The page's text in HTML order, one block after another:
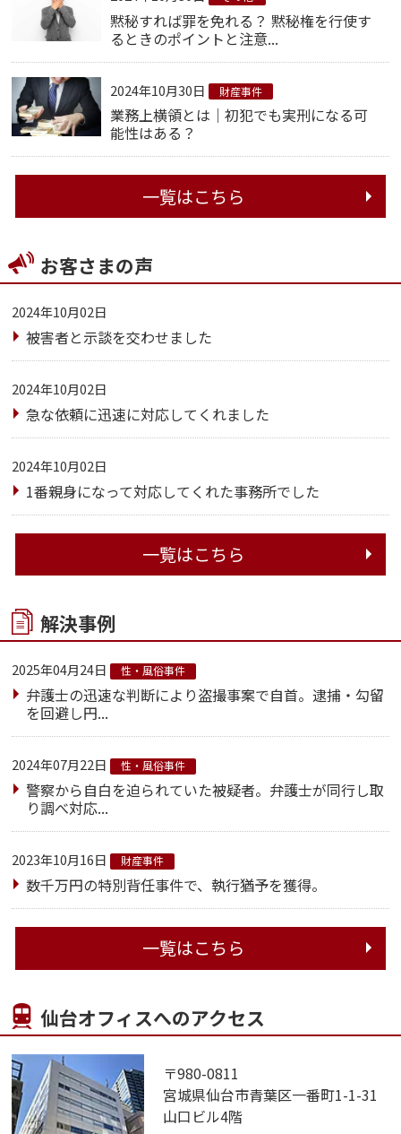
黙秘すれば罪を免れる？ 黙秘権を行使す
るときのポイントと注意...
2024年10月30日 財産事件
業務上横領とは｜初犯でも実刑になる可
能性はある？
一覧はこちら
お客さまの声
2024年10月02日
被害者と示談を交わせました
2024年10月02日
急な依頼に迅速に対応してくれました
2024年10月02日
1番親身になって対応してくれた事務所でした
一覧はこちら
解決事例
2025年04月24日 性・風俗事件
弁護士の迅速な判断により盗撮事案で自首。逮捕・勾留
を回避し円...
2024年07月22日 性・風俗事件
警察から自白を迫られていた被疑者。弁護士が同行し取
り調べ対応...
2023年10月16日 財産事件
数千万円の特別背任事件で、執行猶予を獲得。
一覧はこちら
仙台オフィスへのアクセス
〒980-0811
宮城県仙台市青葉区一番町1-1-31
山口ビル4階